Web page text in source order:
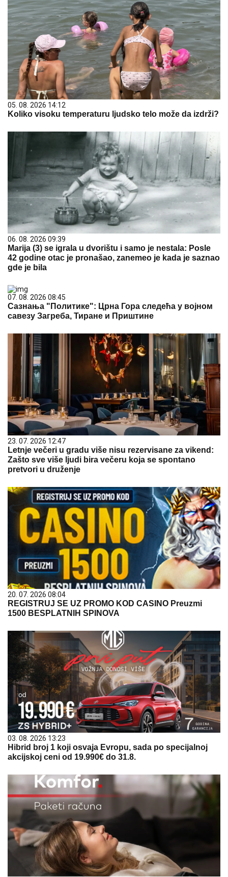
05. 08. 2026 14:12
Koliko visoku temperaturu ljudsko telo može da izdrži?
06. 08. 2026 09:39
Marija (3) se igrala u dvorištu i samo je nestala: Posle
42 godine otac je pronašao, zanemeo je kada je saznao
gde je bila
07. 08. 2026 08:45
Сазнања "Политике": Црна Гора следећа у војном
савезу Загреба, Тиране и Приштине
23. 07. 2026 12:47
Letnje večeri u gradu više nisu rezervisane za vikend:
Zašto sve više ljudi bira večeru koja se spontano
pretvori u druženje
20. 07. 2026 08:04
REGISTRUJ SE UZ PROMO KOD CASINO Preuzmi
1500 BESPLATNIH SPINOVA
03. 08. 2026 13:23
Hibrid broj 1 koji osvaja Evropu, sada po specijalnoj
akcijskoj ceni od 19.990€ do 31.8.